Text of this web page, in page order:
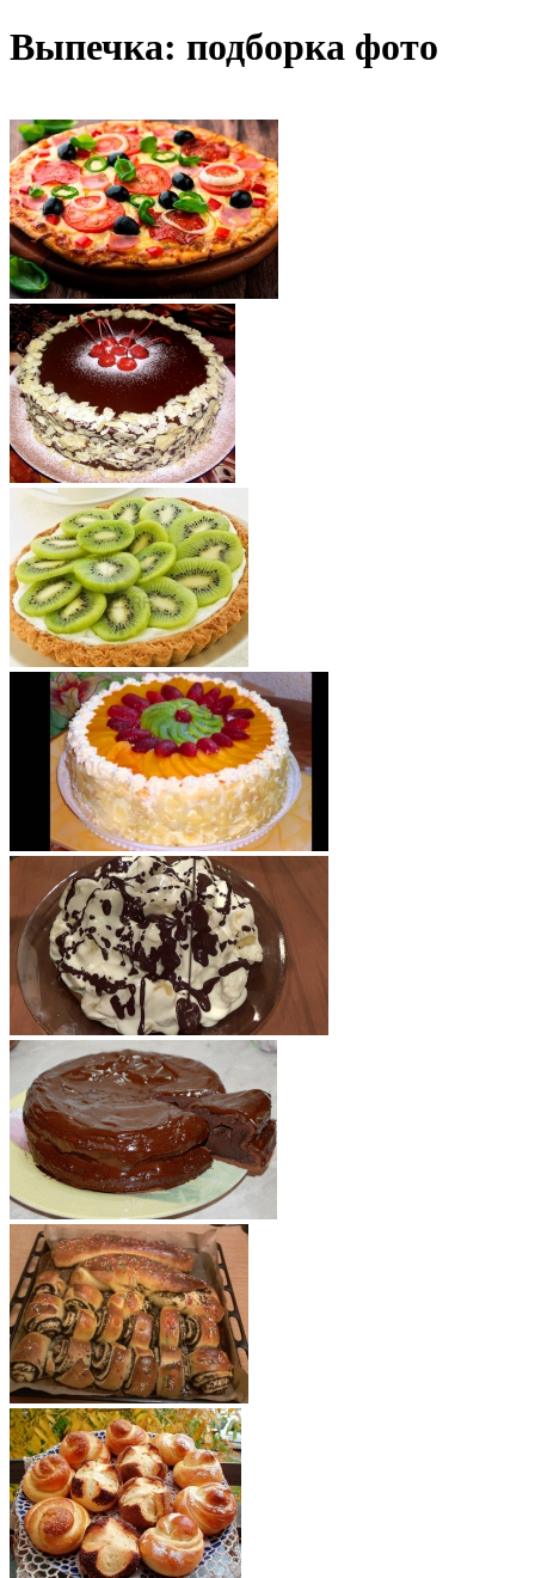
Выпечка: подборка фото